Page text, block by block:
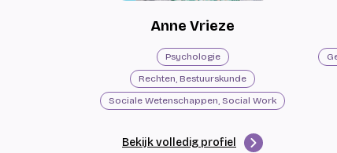
Anne Vrieze
Psychologie
Rechten, Bestuurskunde
Sociale Wetenschappen, Social Work
Bekijk volledig profiel